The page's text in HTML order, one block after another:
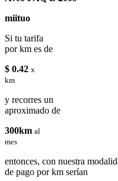
miituo
Si tu tarifa
por km es de
$ 0.42 x
km
y recorres un
aproximado de
300km al
mes
entonces, con nuestra
de pago por km serían